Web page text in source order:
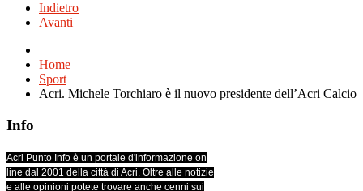
Indietro
Avanti
Home
Sport
Acri. Michele Torchiaro è il nuovo presidente dell’Acri Calcio
Info
Acri Punto Info è un portale d'informazione on
line dal 2001 della città di Acri. Oltre alle notizie
e alle opinioni potete trovare anche cenni sui